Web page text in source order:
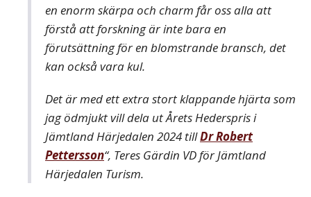
en enorm skärpa och charm får oss alla att
förstå att forskning är inte bara en
förutsättning för en blomstrande bransch, det
kan också vara kul.
Det är med ett extra stort klappande hjärta som
jag ödmjukt vill dela ut Årets Hederspris i
Jämtland Härjedalen 2024 tillDr Robert
Pettersson“, Teres Gärdin VD för Jämtland
Härjedalen Turism.